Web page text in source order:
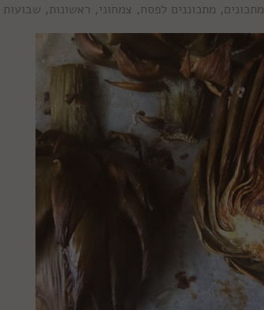
מתכונים, מתכוננים לפסח, צמחוני, ראשונות, שבועות